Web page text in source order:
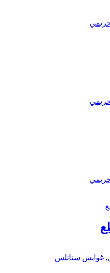
, غوايش ستانلس